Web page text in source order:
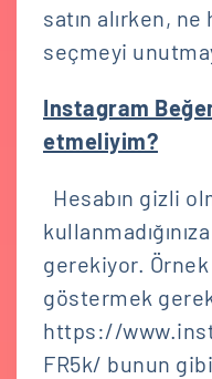
satın alırken, ne
seçmeyi
Instagram
etmeliyim?
Hesabın gizli
gerekiyor.
göstermek
https://
FR5k/ bunun